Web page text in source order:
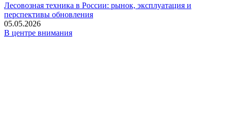
Лесовозная техника в России: рынок, эксплуатация и
перспективы обновления
05.05.2026
В центре внимания